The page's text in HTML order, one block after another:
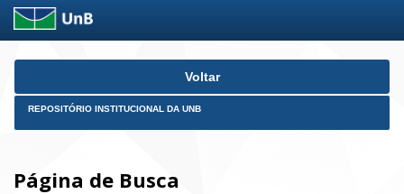
Skip
Voltar
REPOSITÓRIO INSTITUCIONAL DA UNB
Página de Busca